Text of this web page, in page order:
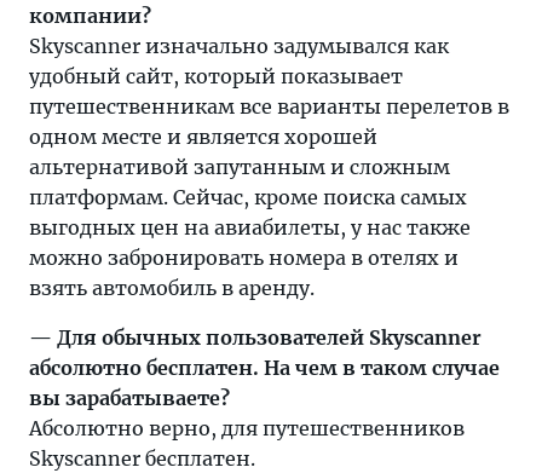
как
можно
сэкономить
на
покупке
авиабилетов,
из
России
отличаются
от
остального
компании?
Skyscanner изначально задумывался как
удобный сайт, который показывает
путешественникам все варианты перелетов в
одном месте и является хорошей
альтернативой запутанным и сложным
платформам. Сейчас, кроме поиска самых
выгодных цен на авиабилеты, у нас также
можно забронировать номера в отелях и
взять автомобиль в аренду.
— Для обычных пользователей Skyscanner
абсолютно бесплатен. На чем в таком случае
вы зарабатываете?
Абсолютно верно, для путешественников
Skyscanner бесплатен.